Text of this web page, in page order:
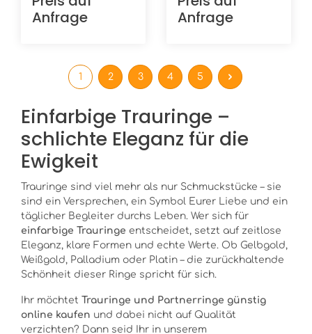
Rotgold in 375/-
Oberfläche: poliert
mm Ring innen:
bombiert (gewölbt)
bombiert (gewölbt)
Anfrage
02/31170-055 und
02/31180-055
sandmattiert 7
Brillanten in ges.
1,6 mm Breite: 5,5
mm Ring innen:
leicht bombiert
(gewölbt) Ring
Anfrage
1 2 3 4 5
Einfarbige Trauringe –
schlichte Eleganz für die
Ewigkeit
Trauringe sind viel mehr als nur Schmuckstücke – sie
sind ein Versprechen, ein Symbol Eurer Liebe und ein
täglicher Begleiter durchs Leben. Wer sich für
einfarbige Trauringe entscheidet, setzt auf zeitlose
Eleganz, klare Formen und echte Werte. Ob Gelbgold,
Weißgold, Palladium oder Platin – die zurückhaltende
Schönheit dieser Ringe spricht für sich.
Ihr möchtet Trauringe und Partnerringe günstig
online kaufen und dabei nicht auf Qualität
verzichten? Dann seid Ihr in unserem